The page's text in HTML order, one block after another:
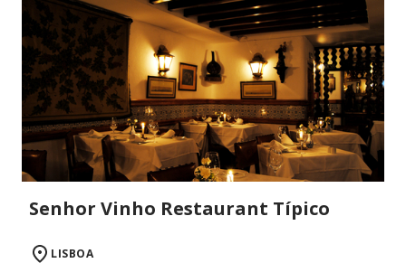
Senhor Vinho Restaurant Típico
LISBOA